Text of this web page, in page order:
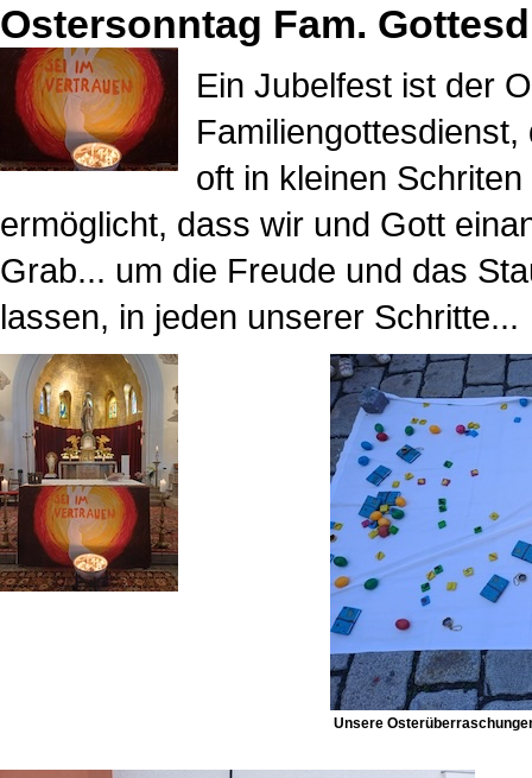
Ostersonntag Fam.
Ein Jubelfest ist der
oft in kleinen
ermöglicht, dass wir und Gott
Grab... um die Freude und das
lassen, in jeden unserer Schritte...
Unsere